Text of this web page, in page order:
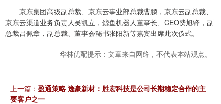
京东集团高级副总裁、京东云事业部总裁曹鹏，京东云副总裁、
京东云渠道业务负责人吴凯立，鲸鱼机器人董事长、CEO费旭锋，副
总裁吕佩章，副总裁、董事会秘书张阳新等嘉宾出席此次仪式。
华林优配提示：文章来自网络，不代表本站观点。
上一篇： 盈通策略 逸豪新材：胜宏科技是公司长期稳定合作的主
要客户之一